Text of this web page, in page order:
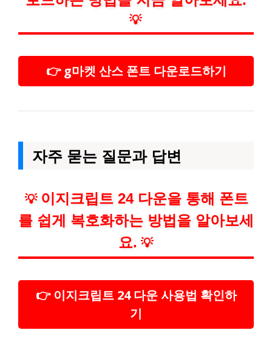
💡
👉 g마켓 산스 폰트 다운로드하기
자주 묻는 질문과 답변
💡 이지크립트 24 다운을 통해 폰트
를 쉽게 복호화하는 방법을 알아보세
요. 💡
👉 이지크립트 24 다운 사용법 확인하
기